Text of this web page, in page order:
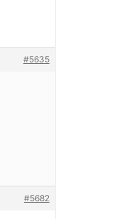
#5635
#5682